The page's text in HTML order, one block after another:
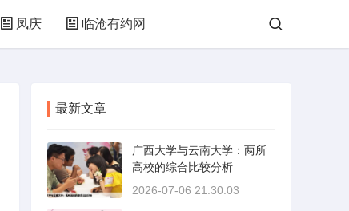
凤庆 临沧有约网
最新文章
广西大学与云南大学：两所
高校的综合比较分析
2026-07-06 21:30:03